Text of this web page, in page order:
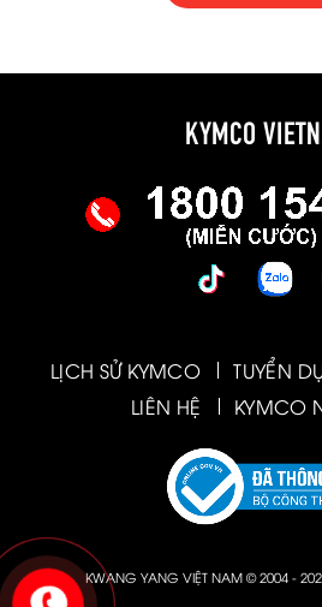
KYMCO
LỊCH SỬ KYMCO TUYỂN
LIÊN HỆ
KYMCO
KWANG YANG VIỆT NAM © 2004 -